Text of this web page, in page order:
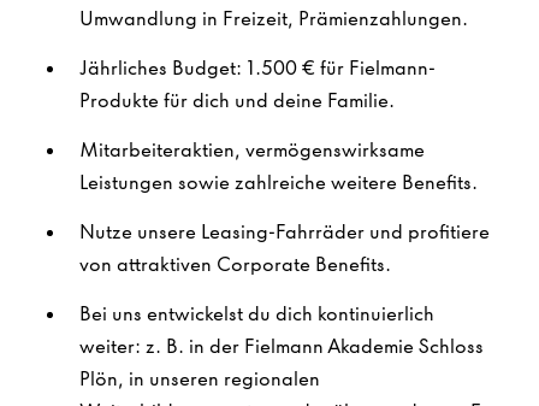
Umwandlung in Freizeit, Prämienzahlungen.
Jährliches Budget: 1.500 € für Fielmann-
Produkte für dich und deine Familie.
Mitarbeiteraktien, vermögenswirksame
Leistungen sowie zahlreiche weitere Benefits.
Nutze unsere Leasing-Fahrräder und profitiere
von attraktiven Corporate Benefits.
Bei uns entwickelst du dich kontinuierlich
weiter: z. B. in der Fielmann Akademie Schloss
Plön, in unseren regionalen